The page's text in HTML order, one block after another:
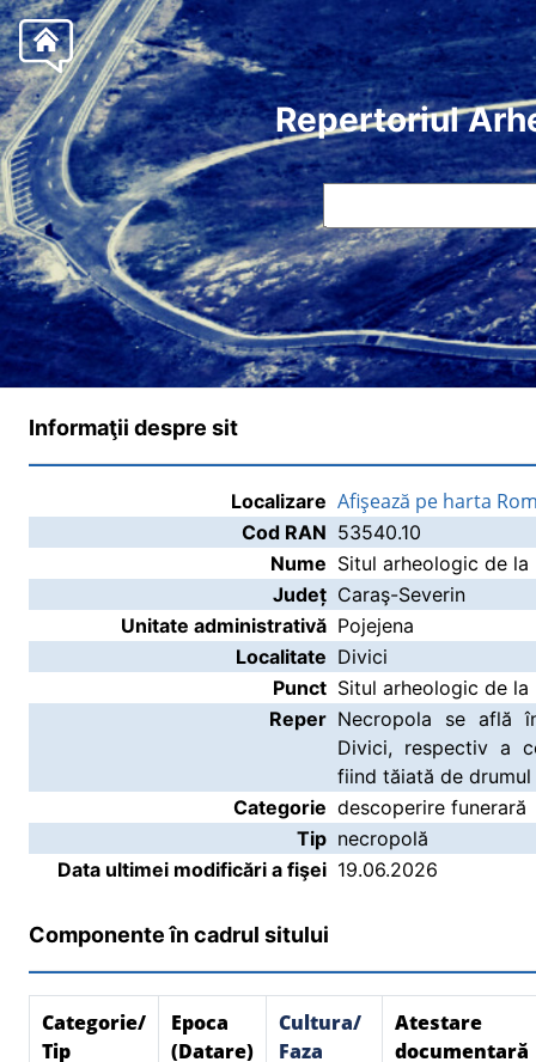
Repertoriul
Informaţii despre sit
Localizare Afişează pe harta
Cod RAN 53540.10
Nume Situl arheologic de
Județ Caraş-Severin
Unitate administrativă Pojejena
Localitate Divici
Punct Situl arheologic de
Reper Necropola se află
Divici, respectiv a
fiind tăiată de
Categorie descoperire funerară
Tip necropolă
Data ultimei modificări a fişei 19.06.2026
Componente în cadrul sitului
Categorie/
Tip
Epoca
(Datare)
Cultura/
Faza
Atestare
documentară